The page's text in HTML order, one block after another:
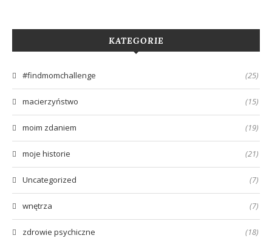
KATEGORIE
#findmomchallenge (25)
macierzyństwo (15)
moim zdaniem (19)
moje historie (21)
Uncategorized (7)
wnętrza (7)
zdrowie psychiczne (18)